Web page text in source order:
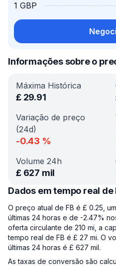
1 GBP
Informações sobre o
Máxima Histórica
£ 29.91
Variação de preço
(24d)
-0.43 %
Volume 24h
£ 627 mil
Dados em tempo real de
O preço atual de FB é £ 0.25,
últimas 24 horas e de -2.47%
oferta circulante de 210 mi, a
tempo real de FB é £ 27 mi. O
últimas 24 horas é £ 627 mil.
As taxas de conversão são